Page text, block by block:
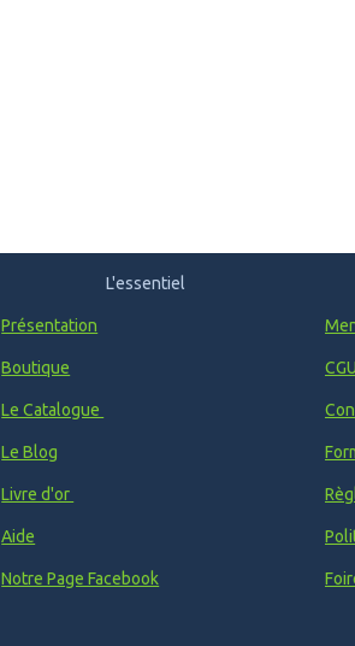
L'essentiel
Présentation
Boutique
Le Catalogue
Le Blog
Livre d'or
Aide
Notre Page Facebook
CGU